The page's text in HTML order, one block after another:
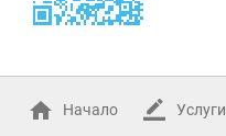
Начало Услуги